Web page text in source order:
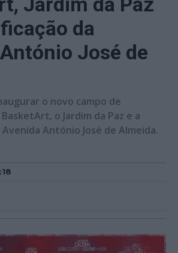
da
José de
o novo campo de
o Jardim da Paz e a
António José de Almeida.